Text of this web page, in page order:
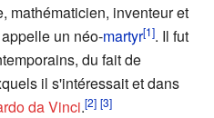
mathématicien, inventeur et
un néo-martyr[1]. Il fut
du fait de
il s'intéressait et dans
da Vinci.[2] [3]